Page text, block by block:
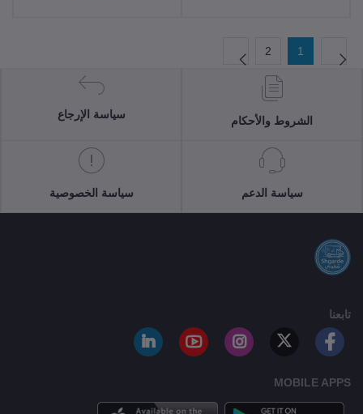
1
2
الشروط والأحكام
سياسة الإرجاع
سياسة الدعم سياسة الخصوصية
تابعنا
MOBILE APPS